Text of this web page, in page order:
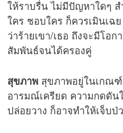
ให้ราบรื่น ไม่มีปัญหาใดๆ
ใคร ชอบใคร ก็ควรเมินเฉ
ว่าร้ายเขา/เธอ ถึงจะมีโอ
สัมพันธ์จนได้ครองคู่
สุขภาพ สุขภาพอยู่ในเกณ
อารมณ์เครียด ความกดดัน
ปล่อยวาง ก็อาจทำให้เจ็บป่